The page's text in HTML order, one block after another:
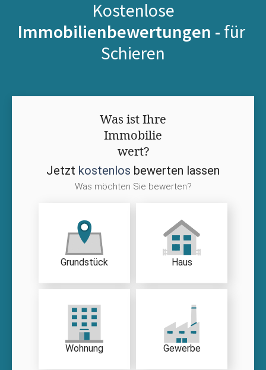
Kostenlose
Immobilienbewertungen - für
Schieren
Was ist Ihre
Immobilie
wert?
Jetzt kostenlos bewerten lassen
Was möchten Sie bewerten?
Grundstück Haus
Wohnung Gewerbe